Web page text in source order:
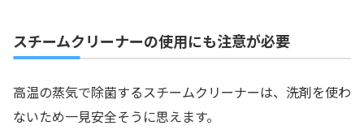
スチームクリーナーの使用にも注意が必要
高温の蒸気で除菌するスチームクリーナーは、洗剤を使わ
ないため一見安全そうに思えます。